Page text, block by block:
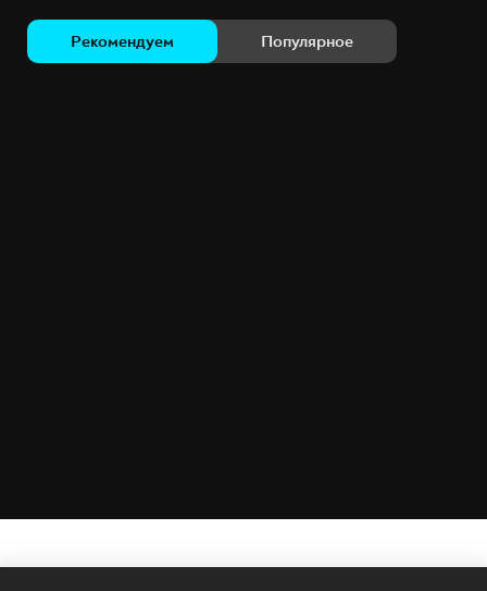
Рекомендуем Популярное